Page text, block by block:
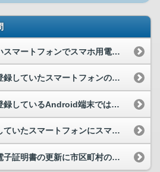
機種変更を行い、新しいスマートフォンでスマホ用電子証明書を使いたいのですが、何をする必要があり...
スマホ用電子証明書を登録していたスマートフォンの機種変更を行う際の手続方法を教えてください。
スマホ用電子証明書を登録しているAndroid端末ではなく、別の端末（Android端末、iP...
機種変更時、以前使用していたスマートフォンにスマホ用電子証明書を残し続けたまま、新しいスマート...
マイナンバーカード用電子証明書の更新に市区町村の窓口に行ってきました。スマホ用電子証明書につい...